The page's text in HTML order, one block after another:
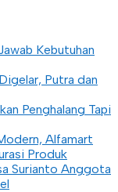
Kebutuhan
Putra dan
Penghalang Tapi
Alfamart
Produk
Surianto Anggota